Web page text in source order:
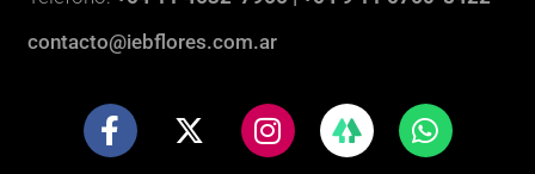
contacto@iebflores.com.ar
F
a
X
-
I
n
W
h